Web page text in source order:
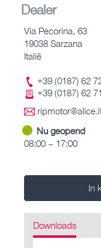
Dealer
Via Pecorina, 63
19038 Sarzana
Italië
+39 (0187) 62
+39 (0187) 62
Nu geopend
08:00 – 17:00
In
Downloads